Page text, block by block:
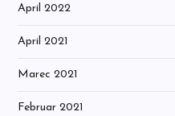
April 2022
April 2021
Marec 2021
Februar 2021